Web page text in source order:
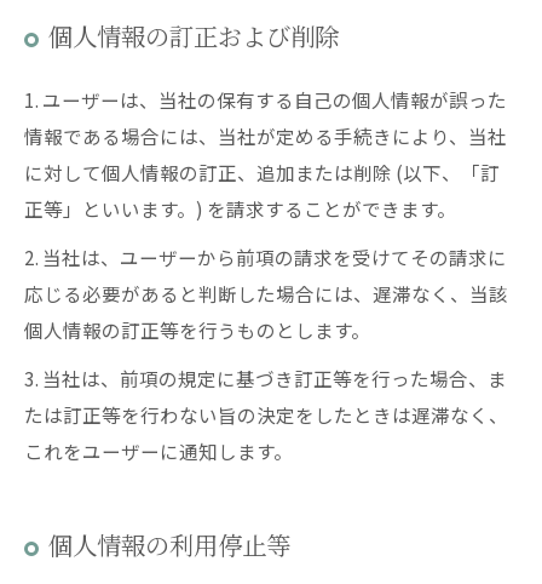
個人情報の訂正および削除
1. ユーザーは、当社の保有する自己の個人情報が誤った
情報である場合には、当社が定める手続きにより、当社
に対して個人情報の訂正、追加または削除 (以下、「訂
正等」といいます。) を請求することができます。
2. 当社は、ユーザーから前項の請求を受けてその請求に
応じる必要があると判断した場合には、遅滞なく、当該
個人情報の訂正等を行うものとします。
3. 当社は、前項の規定に基づき訂正等を行った場合、ま
たは訂正等を行わない旨の決定をしたときは遅滞なく、
これをユーザーに通知します。
個人情報の利用停止等